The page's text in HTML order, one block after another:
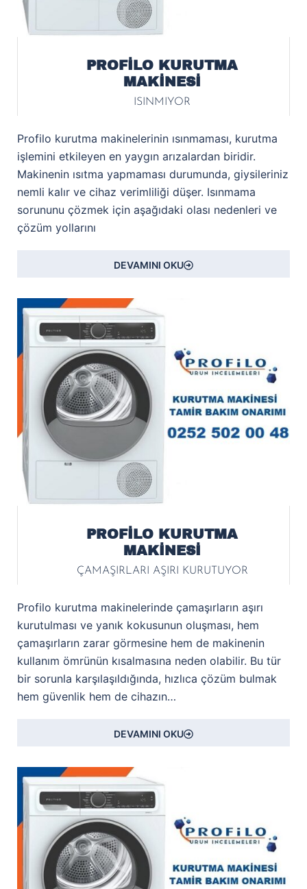
PROFİLO KURUTMA
MAKİNESİ
ISINMIYOR
Profilo kurutma makinelerinin ısınmaması, kurutma
işlemini etkileyen en yaygın arızalardan biridir.
Makinenin ısıtma yapmaması durumunda, giysileriniz
nemli kalır ve cihaz verimliliği düşer. Isınmama
sorununu çözmek için aşağıdaki olası nedenleri ve
çözüm yollarını
DEVAMINI OKU
PROFİLO KURUTMA
MAKİNESİ
ÇAMAŞIRLARI AŞIRI KURUTUYOR
Profilo kurutma makinelerinde çamaşırların aşırı
kurutulması ve yanık kokusunun oluşması, hem
çamaşırların zarar görmesine hem de makinenin
kullanım ömrünün kısalmasına neden olabilir. Bu tür
bir sorunla karşılaşıldığında, hızlıca çözüm bulmak
hem güvenlik hem de cihazın…
DEVAMINI OKU